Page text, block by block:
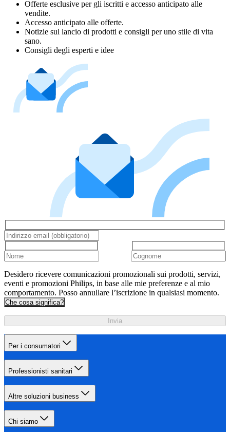
Offerte esclusive per gli iscritti e accesso anticipato alle
vendite.
Accesso anticipato alle offerte.
Notizie sul lancio di prodotti e consigli per uno stile di vita
sano.
Consigli degli esperti e idee
Desidero ricevere comunicazioni promozionali sui prodotti, servizi,
eventi e promozioni Philips, in base alle mie preferenze e al mio
comportamento. Posso annullare l’iscrizione in qualsiasi momento.
Che cosa significa?
Invia
Per i consumatori
Professionisti sanitari
Altre soluzioni business
Chi siamo